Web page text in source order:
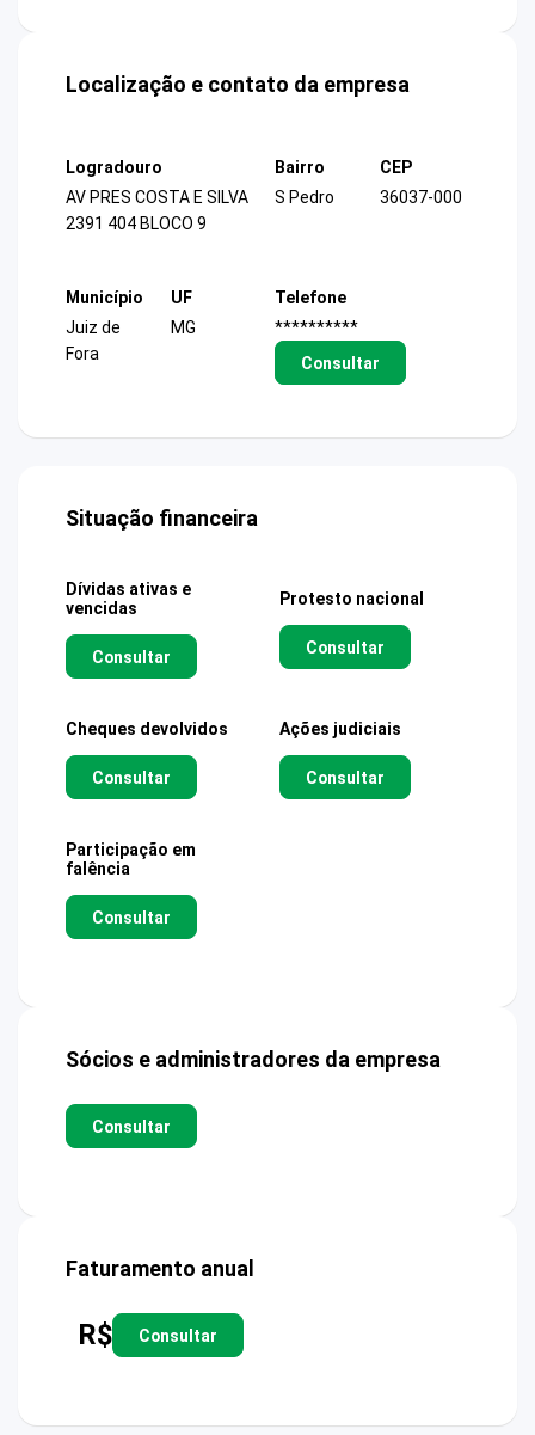
Localização e contato da empresa
Logradouro
AV PRES COSTA E SILVA
2391 404 BLOCO 9
Bairro
S Pedro
CEP
36037-000
Município
Juiz de
Fora
UF
MG
Telefone
**********
Consultar
Situação financeira
Dívidas ativas e
vencidas
Consultar
Protesto nacional
Consultar
Cheques devolvidos
Consultar
Ações judiciais
Consultar
Participação em
falência
Consultar
Sócios e administradores da empresa
Consultar
Faturamento anual
R$ Consultar